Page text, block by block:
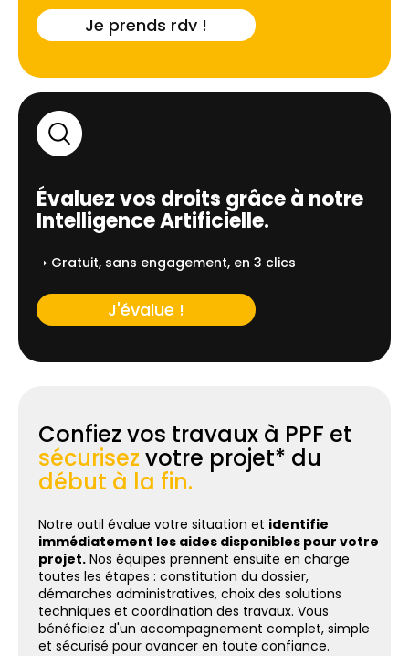
Je prends rdv !
Évaluez vos droits grâce à notre
Intelligence Artificielle.
➝ Gratuit, sans engagement, en 3 clics
J'évalue !
Confiez vos travaux à PPF et
sécurisez votre projet* du
début à la fin.
Notre outil évalue votre situation et identifie
immédiatement les aides disponibles pour votre
projet. Nos équipes prennent ensuite en charge
toutes les étapes : constitution du dossier,
démarches administratives, choix des solutions
techniques et coordination des travaux. Vous
bénéficiez d'un accompagnement complet, simple
et sécurisé pour avancer en toute confiance.